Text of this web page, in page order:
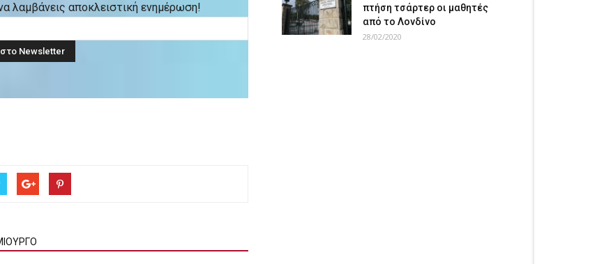
λαμβάνεις αποκλειστική ενημέρωση!
πτήση τσάρτερ οι μαθητές
από το Λονδίνο
28/02/2020